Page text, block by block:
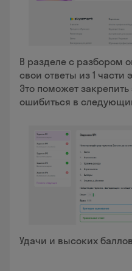
В разделе с разбором
свои ответы из 1
Это поможет
ошибиться в
Удачи и высоких